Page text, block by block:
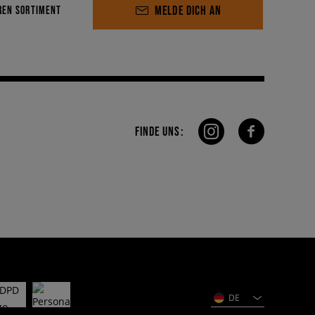
SORTIMENT MELDE DICH AN
FINDE UNS:
DE